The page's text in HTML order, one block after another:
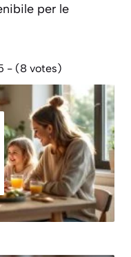
per le
- (8 votes)